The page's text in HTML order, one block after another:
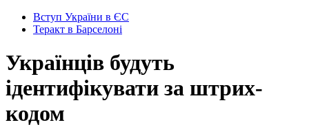
Вступ України в ЄС
Теракт в Барселоні
Українців будуть
ідентифікувати за штрих-
кодом